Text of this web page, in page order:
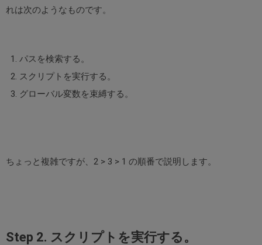
れは次のようなものです。
パスを検索する。
スクリプトを実行する。
グローバル変数を束縛する。
ちょっと複雑ですが、2 > 3 > 1 の順番で説明します。
Step 2. スクリプトを実行する。